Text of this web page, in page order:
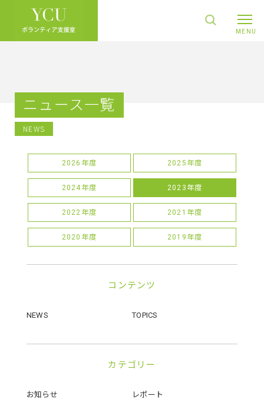
ニュース一覧
NEWS
2026年度 2025年度
2024年度 2023年度
2022年度 2021年度
2020年度 2019年度
コンテンツ
NEWS TOPICS
カテゴリー
お知らせ レポート